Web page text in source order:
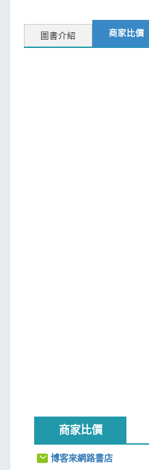
圖書介紹 商家比價
商家比價
博客來網路書店